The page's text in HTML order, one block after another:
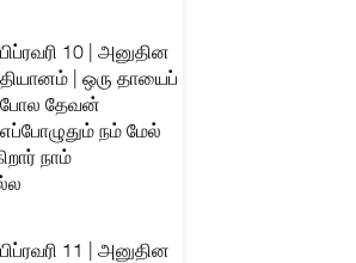
பிப்ரவரி 10 | அனுதின
தியானம் | ஒரு தாயைப்
போல தேவன்
எப்போழுதும் நம் மேல்
நாம்
பிப்ரவரி 11 | அனுதின